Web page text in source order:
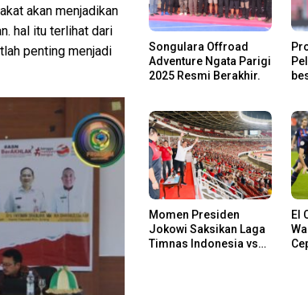
akan menjadikan
hal itu terlihat dari
penting menjadi
Songulara Offroad
Adventure Ngata Parigi
2025 Resmi Berakhir.
Momen Presiden
Jokowi Saksikan Laga
Timnas Indonesia vs
El